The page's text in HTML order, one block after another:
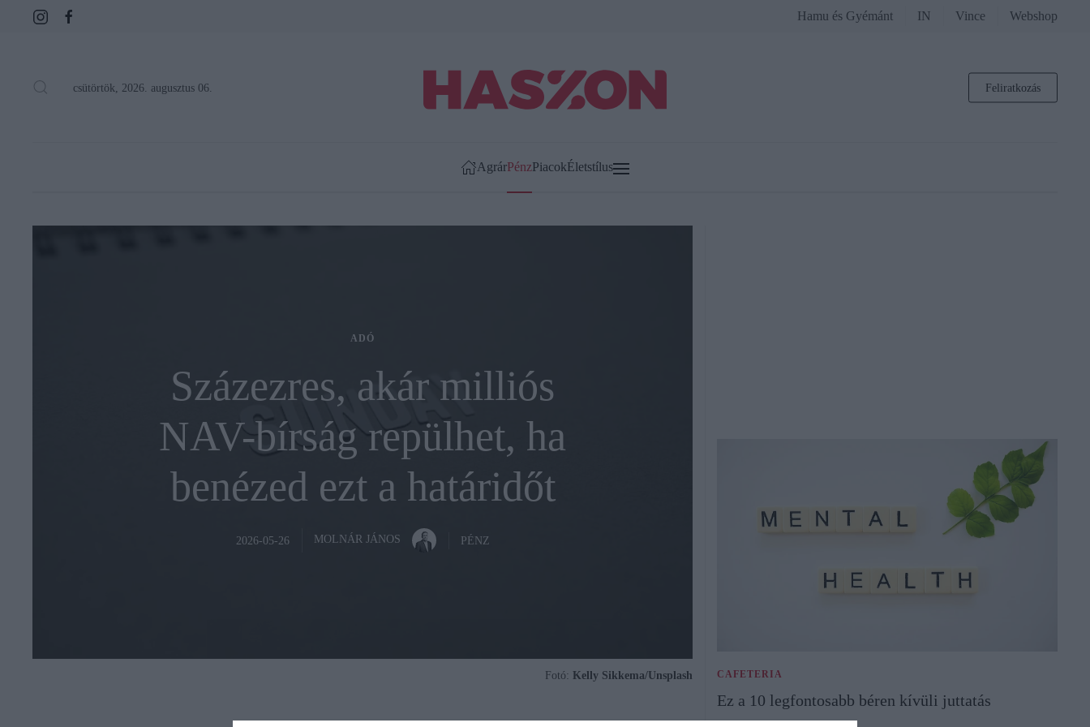
Hamu és Gyémánt IN Vince Webshop
csütörtök, 2026. augusztus 06. Feliratkozás
AgrárPénzPiacokÉletstílus
ADÓ
Százezres, akár milliós
NAV-bírság repülhet, ha
benézed ezt a határidőt
2026-05-26 MOLNÁR JÁNOS PÉNZ
Fotó: Kelly Sikkema/Unsplash CAFETERIA
Ez a 10 legfontosabb béren kívüli juttatás